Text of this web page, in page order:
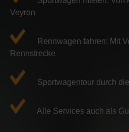
Veyron
Rennwagen fahren: Mit
Rennstrecke
Sportwagentour durch
Alle Services auch als